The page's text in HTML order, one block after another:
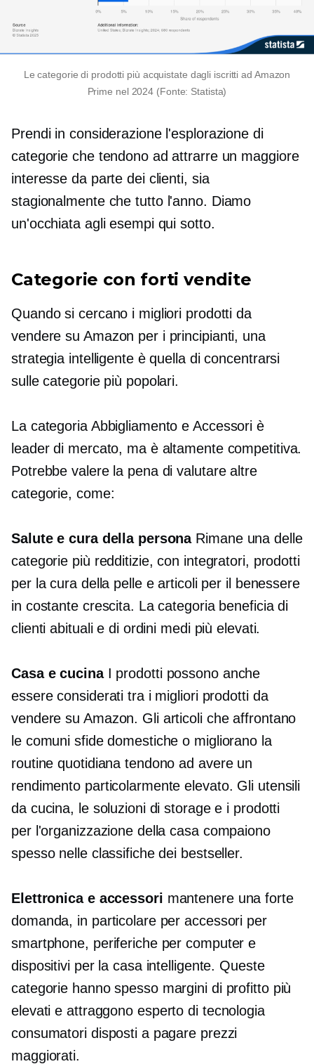
Le categorie di prodotti più acquistate dagli iscritti ad Amazon
Prime nel 2024 (Fonte: Statista)
Prendi in considerazione l'esplorazione di
categorie che tendono ad attrarre un maggiore
interesse da parte dei clienti, sia
stagionalmente chetutto l'anno. Diamo
un'occhiata agli esempi qui sotto.
Categorie con forti vendite
Quando si cercano i migliori prodotti da
vendere su Amazon per i principianti, una
strategia intelligente è quella di concentrarsi
sulle categorie più popolari.
La categoria Abbigliamento e Accessori è
leader di mercato, ma è altamente competitiva.
Potrebbe valere la pena di valutare altre
categorie, come:
Salute e cura della personaRimane una delle
categorie più redditizie, con integratori, prodotti
per la cura della pelle e articoli per il benessere
in costante crescita. La categoria beneficia di
clienti abituali e di ordini medi più elevati.
Casa e cucinaI prodotti possono anche
essere considerati tra i migliori prodotti da
vendere su Amazon. Gli articoli che affrontano
le comuni sfide domestiche o migliorano la
routine quotidiana tendono ad avere un
rendimento particolarmente elevato. Gli utensili
da cucina, le soluzioni di storage e i prodotti
per l'organizzazione della casa compaiono
spesso nelle classifiche dei bestseller.
Elettronica e accessori mantenere una forte
domanda, in particolare per accessori per
smartphone, periferiche per computer e
dispositivi per la casa intelligente. Queste
categorie hanno spesso margini di profitto più
elevati e attraggono esperto di tecnologia
consumatori disposti a pagare prezzi
maggiorati.